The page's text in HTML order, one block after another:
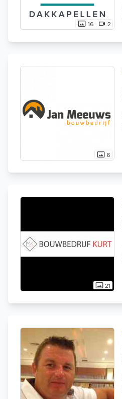
photo_size_select_actual 16 videocam 2
photo_size_select_actual 6
photo_size_select_actual21